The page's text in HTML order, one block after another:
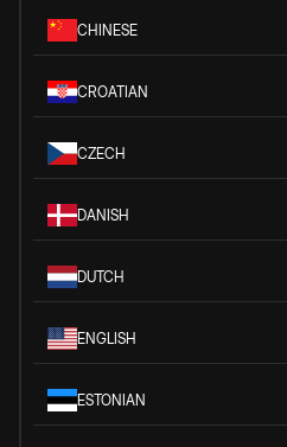
CHINESE
CROATIAN
CZECH
DANISH
DUTCH
ENGLISH
ESTONIAN